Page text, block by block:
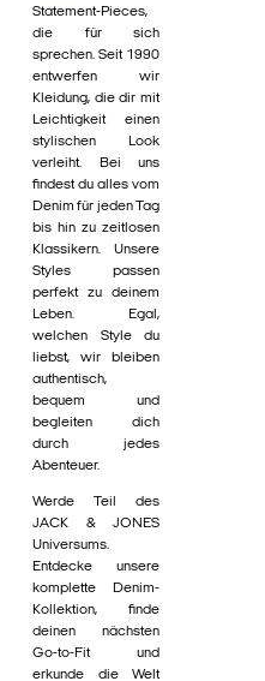
Statement-Pieces,
die für sich
sprechen. Seit 1990
entwerfen wir
Kleidung, die dir mit
Leichtigkeit einen
stylischen Look
verleiht. Bei uns
findest du alles vom
Denim für jeden Tag
bis hin zu zeitlosen
Klassikern. Unsere
Styles passen
perfekt zu deinem
Leben. Egal,
welchen Style du
liebst, wir bleiben
authentisch,
bequem und
begleiten dich
durch jedes
Abenteuer.
Werde Teil des
JACK & JONES
Universums.
Entdecke unsere
komplette Denim-
Kollektion, finde
deinen nächsten
Go-to-Fit und
erkunde die Welt